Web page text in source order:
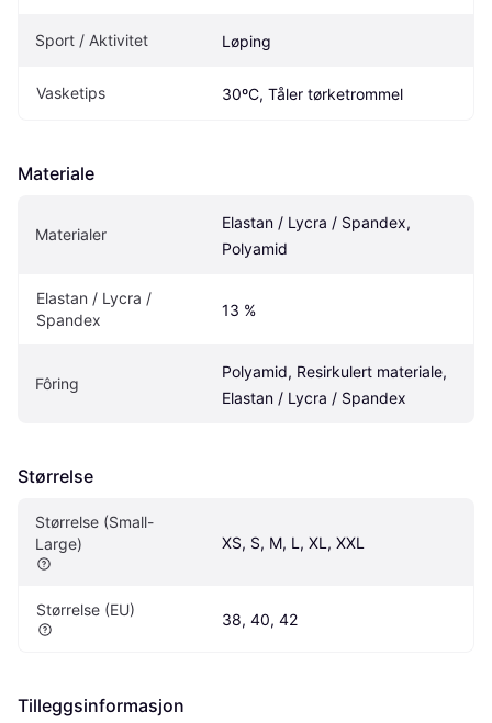
Sport / Aktivitet Løping
Vasketips 30ºC, Tåler tørketrommel
Materiale
Materialer
Elastan / Lycra / Spandex,
Polyamid
Elastan / Lycra /
Spandex
13 %
Fôring
Polyamid, Resirkulert materiale,
Elastan / Lycra / Spandex
Størrelse
Størrelse (Small-
Large)
XS, S, M, L, XL, XXL
Størrelse (EU)
38, 40, 42
Tilleggsinformasjon